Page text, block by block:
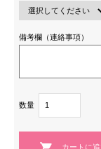
備考欄（連絡事項）
数量